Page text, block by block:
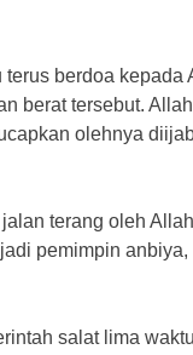
berdoa kepada
berat tersebut.
olehnya
terang oleh
pemimpin anbiya,
salat lima